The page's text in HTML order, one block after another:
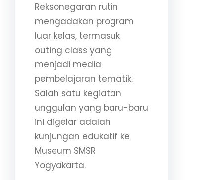
Reksonegaran rutin
mengadakan program
luar kelas, termasuk
outing class yang
menjadi media
pembelajaran tematik.
Salah satu kegiatan
unggulan yang baru-baru
ini digelar adalah
kunjungan edukatif ke
Museum SMSR
Yogyakarta.